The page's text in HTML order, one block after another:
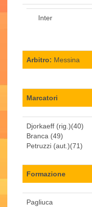
Inter
Arbitro: Messina
Marcatori
Djorkaeff (rig.)(40)
Branca (49)
Petruzzi (aut.)(71)
Formazione
Pagliuca